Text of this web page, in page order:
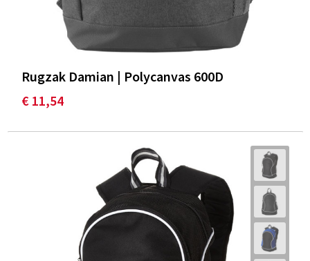
Rugzak Damian | Polycanvas 600D
€ 11,54